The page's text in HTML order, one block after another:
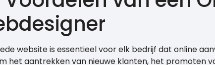
website is essentieel voor elk bedrijf dat online
het aantrekken van nieuwe klanten, het promoten